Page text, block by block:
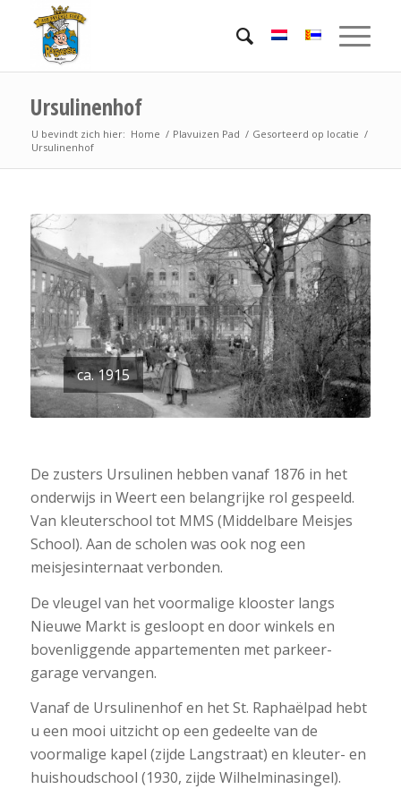
Ursulinenhof
U bevindt zich hier: Home / Plavuizen Pad / Gesorteerd op locatie /
Ursulinenhof
ca. 1915
De zusters Ursulinen hebben vanaf 1876 in het
onderwijs in Weert een belangrijke rol ­gespeeld.
Van kleuterschool tot MMS (Middelbare Meisjes
School). Aan de scholen was ook nog een
meisjesinternaat verbonden.
De vleugel van het voormalige klooster langs
Nieuwe Markt is gesloopt en door winkels en
bovenliggende appartementen met parkeer­
garage vervangen.
Vanaf de Ursulinenhof en het St. Raphaëlpad hebt
u een mooi uitzicht op een gedeelte van de
voormalige kapel (zijde Langstraat) en kleuter- en
huishoudschool (1930, zijde Wilhelmina­singel).